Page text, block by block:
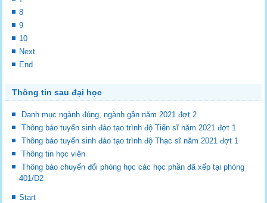
8
9
10
Next
End
Thông tin sau đại học
Danh mục ngành đúng, ngành gần năm 2021 đợt 2
Thông báo tuyển sinh đào tạo trình độ Tiến sĩ năm 2021 đợt 1
Thông báo tuyển sinh đào tạo trình độ Thạc sĩ năm 2021 đợt 1
Thông tin học viên
Thông báo chuyển đổi phòng học các học phần đã xếp tại phòng
401/D2
Start